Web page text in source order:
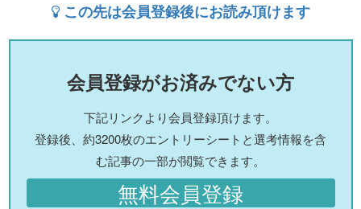
この先は会員登録後にお読み頂けます
会員登録がお済みでない方
下記リンクより会員登録頂けます。
登録後、約3200枚のエントリーシートと選考情報を含
む記事の一部が閲覧できます。
無料会員登録